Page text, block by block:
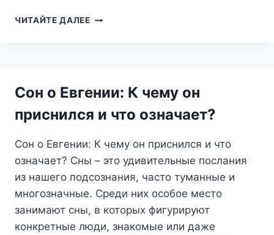
ЧИТАЙТЕ ДАЛЕЕЛОСЬ
СКРЫТЫЕ
Сон о Евгении: К чему он
приснился и что означает?
Сон о Евгении: К чему он приснился и что
означает? Сны – это удивительные послания
из нашего подсознания, часто туманные и
многозначные. Среди них особое место
занимают сны, в которых фигурируют
конкретные люди, знакомые или даже